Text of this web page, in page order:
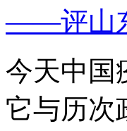
——评山
今天中国
它与历次